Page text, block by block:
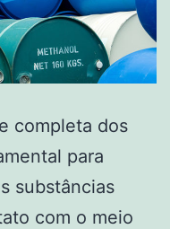
completa dos
para
substâncias
com o meio